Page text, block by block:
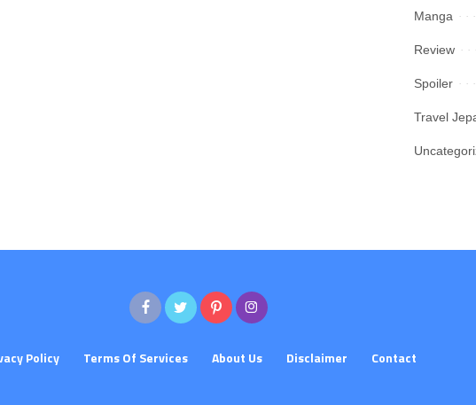
Manga
Review
Spoiler
Travel
Policy Terms Of Services About Us Disclaimer Contact